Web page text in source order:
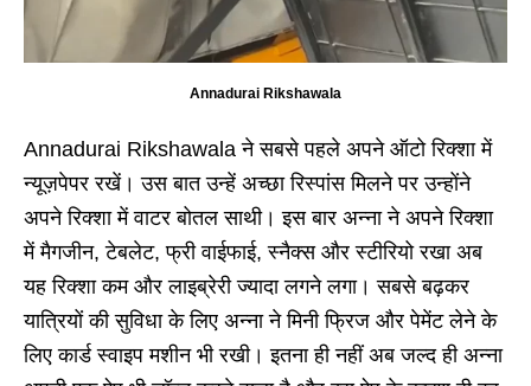
Annadurai Rikshawala
Annadurai Rikshawala ने सबसे पहले अपने ऑटो रिक्शा में
न्यूज़पेपर रखें। उस बात उन्हें अच्छा रिस्पांस मिलने पर उन्होंने
अपने रिक्शा में वाटर बोतल साथी। इस बार अन्ना ने अपने रिक्शा
में मैगजीन, टेबलेट, फ्री वाईफाई, स्नैक्स और स्टीरियो रखा अब
यह रिक्शा कम और लाइब्रेरी ज्यादा लगने लगा। सबसे बढ़कर
यात्रियों की सुविधा के लिए अन्ना ने मिनी फ्रिज और पेमेंट लेने के
लिए कार्ड स्वाइप मशीन भी रखी। इतना ही नहीं अब जल्द ही अन्ना